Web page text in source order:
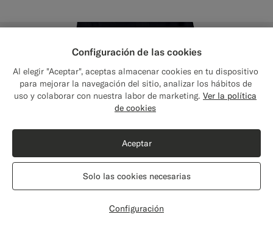
Configuración de las cookies
Al elegir "Aceptar", aceptas almacenar cookies en tu dispositivo
para mejorar la navegación del sitio, analizar los hábitos de
uso y colaborar con nuestra labor de marketing. Ver la política
de cookies
Configuración
Solo las cookies necesarias
Aceptar